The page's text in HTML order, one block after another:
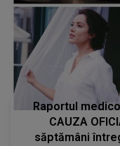
Raportul
CAUZA
săptămâni